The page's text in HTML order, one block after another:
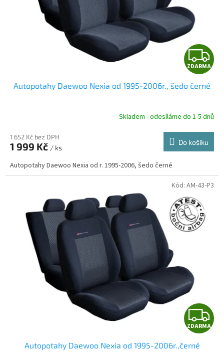
Z
D
R
ZDARMA
Autopotahy Daewoo Nexia od 1995-2006r., šedo černé
Skladem - odesíláme do 1-5 dnů
1 652 Kč bez DPH
1 999 Kč / ks
Do košíku
Autopotahy Daewoo Nexia od r. 1995-2006, šedo černé
Z
D
ZDARMA
Autopotahy Daewoo Nexia od 1995-2006r.,černé
Kód: AM-43-P3